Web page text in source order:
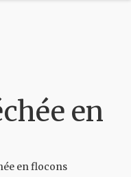
en
en flocons